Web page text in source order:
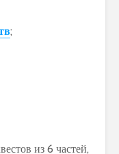
;
из 6 частей,